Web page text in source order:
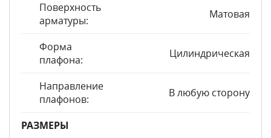
Поверхность
арматуры:
Матовая
Форма
плафона:
Цилиндрическая
Направление
плафонов:
В любую сторону
РАЗМЕРЫ